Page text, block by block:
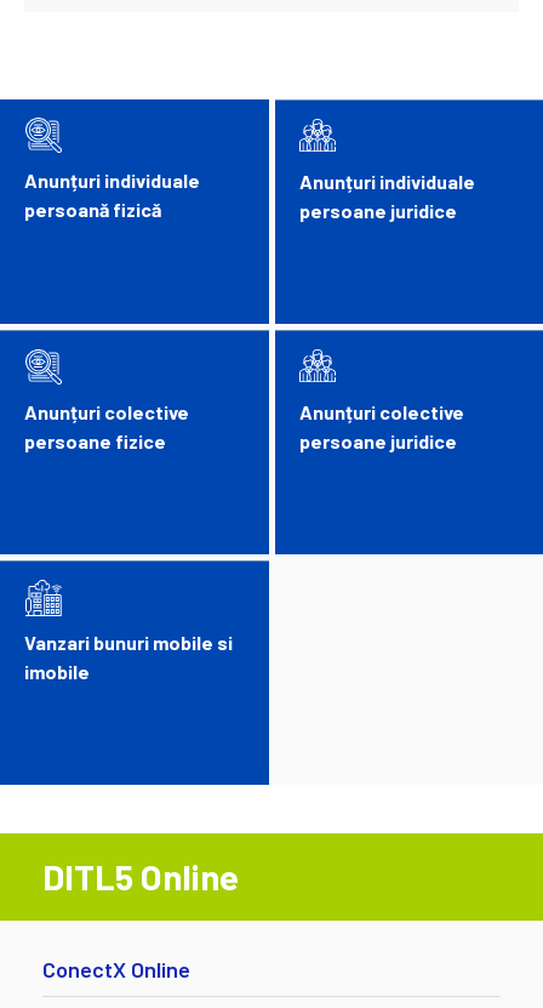
Anunțuri individuale
persoană fizică
Anunțuri colective
persoane fizice
Vanzari bunuri mobile si
imobile
Anunțuri individuale
persoane juridice
Anunțuri colective
persoane juridice
DITL5 Online
ConectX Online